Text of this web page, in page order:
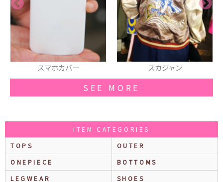
スマホカバー
SEE MORE
ITEM CATEGORIES
TOPS
OUTER
ONEPIECE
BOTTOMS
LEGWEAR
SHOES